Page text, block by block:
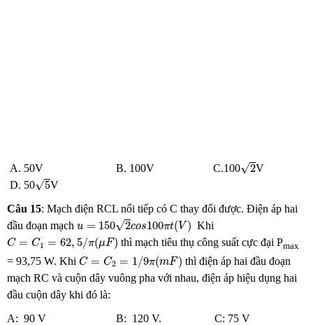
A. 50V B. 100V C.100√2V
D. 50√5V
Câu 15: Mạch điện RCL nối tiếp có C thay đổi được. Điện áp hai
đầu đoạn mạch u = 150√2cos100πt(V )
= 1502c s100 t (V
Khi
C = C1 = 62, 5/π(μF)
C= 1= /π( μF ) thì mạch tiêu thụ công suất cực đại Pmax
= 93,75 W. Khi C = C2 = 1 /9π(mF)
C= 2= ( mF
thì điện áp hai đầu đoạn
mạch RC và cuộn dây vuông pha với nhau, điện áp hiệu dụng hai
đầu cuộn dây khi đó là:
A: 90 V B: 120 V. C: 75 V